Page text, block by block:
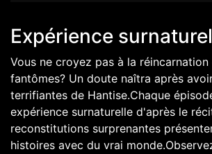
Expérience
Vous ne croyez pas à la réincarnation
fantômes? Un doute naîtra après
terrifiantes de Hantise.Chaque
expérience surnaturelle d'après le
reconstitutions surprenantes
histoires avec du vrai